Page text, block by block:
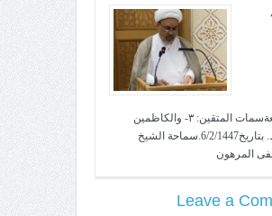
الجمعةسمات المتقين: ٣- والكاظمين
الغيظ. بتاريخ6/2/1447.سماحة الشيخ
المرهون
Leave a